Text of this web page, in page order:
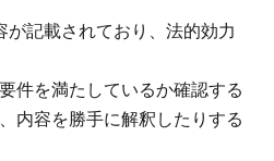
記載されており、法的効力
件を満たしているか確認する
内容を勝手に解釈したりする